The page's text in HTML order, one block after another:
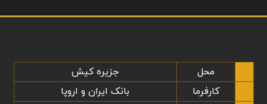
محل
جزیره کیش
کارفرما
بانک ایران و اروپا